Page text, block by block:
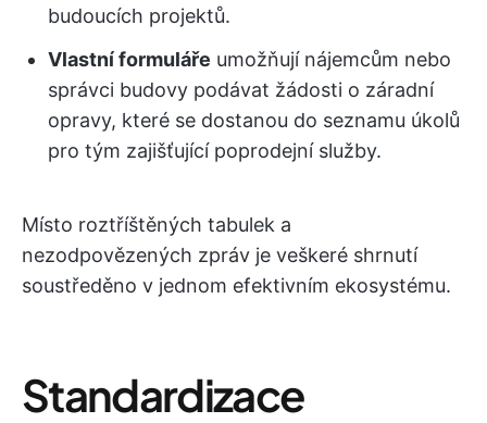
budoucích projektů.
Vlastní formuláře umožňují nájemcům nebo
správci budovy podávat žádosti o záradní
opravy, které se dostanou do seznamu úkolů
pro tým zajišťující poprodejní služby.
Místo roztříštěných tabulek a
nezodpovězených zpráv je veškeré shrnutí
soustředěno v jednom efektivním ekosystému.
Standardizace